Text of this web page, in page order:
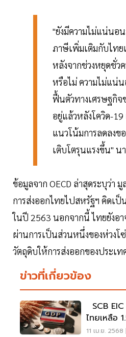
"ยังมีความไม่แน่นอ
ภาษีเพิ่มเติมกับไท
หลังจากช่วงหยุดชั่ว
หรือไม่ ความไม่แน่
ฟื้นตัวทางเศรษฐกิจ
อยู่แล้วหลังโควิด-
แนวโน้มการลดลงข
เติบโตรุนแรงขึ้น" น
ข้อมูลจาก OECD ล่าสุดระบุว่า
การส่งออกไทยไปสหรัฐฯ คิดเป็
ในปี 2563 นอกจากนี้ ไทยยังอ
ผ่านการเป็นส่วนหนึ่งของห่วง
วัตถุดิบให้การส่งออกของประเ
ข่าวที่เกี่ยวข้อง
SCB
ไทยเหลือ
ทางออก
11 เม.ย.